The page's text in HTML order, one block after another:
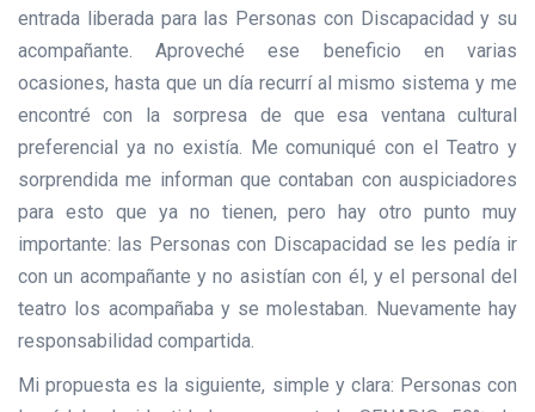
entrada liberada para las Personas con Discapacidad y su
acompañante. Aproveché ese beneficio en varias
ocasiones, hasta que un día recurrí al mismo sistema y me
encontré con la sorpresa de que esa ventana cultural
preferencial ya no existía. Me comuniqué con el Teatro y
sorprendida me informan que contaban con auspiciadores
para esto que ya no tienen, pero hay otro punto muy
importante: las Personas con Discapacidad se les pedía ir
con un acompañante y no asistían con él, y el personal del
teatro los acompañaba y se molestaban. Nuevamente hay
responsabilidad compartida.
Mi propuesta es la siguiente, simple y clara: Personas con